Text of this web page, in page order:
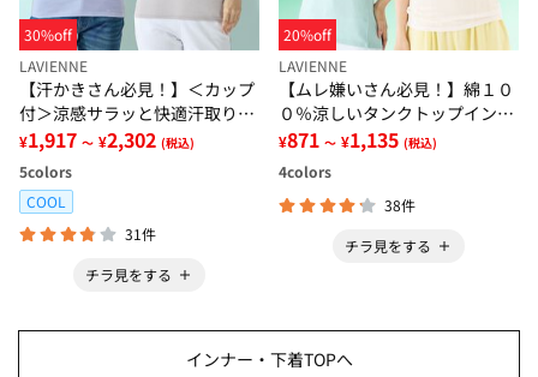
30%off
LAVIENNE
【汗かきさん必見！】＜カップ
付＞涼感サラッと快適汗取りタ
ンクトップインナー＜さらりラ
ボ＞
¥1,917 ～ ¥2,302 (税込)
5colors
COOL
31件
チラ見をする
20%off
LAVIENNE
【ムレ嫌いさん必見！】綿１０
０％涼しいタンクトップインナ
ー＜さらりラボ＞
¥871 ～ ¥1,135 (税込)
4colors
38件
チラ見をする
インナー・下着TOPへ